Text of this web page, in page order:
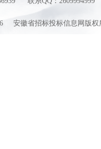
安徽省招标投标信息网版